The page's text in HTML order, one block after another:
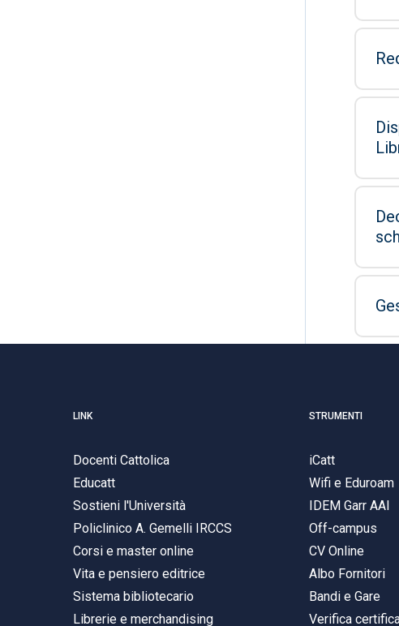
LINK
Docenti Cattolica
Educatt
Sostieni l'Università
Policlinico A. Gemelli IRCCS
Corsi e master online
Vita e pensiero editrice
Sistema bibliotecario
Librerie e merchandising
STRUMENTI
iCatt
Wifi e Eduroam
IDEM Garr AAI
Off-campus
CV Online
Albo Fornitori
Bandi e Gare
Verifica